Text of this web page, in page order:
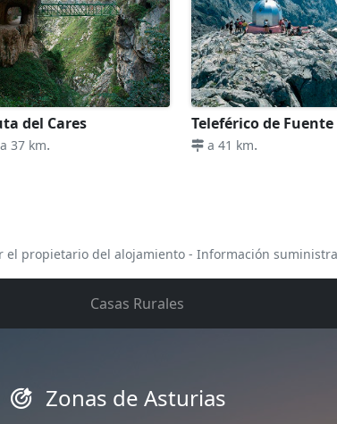
del Cares
a 37 km.
Teleférico de Fuente
a 41 km.
el propietario del alojamiento - Información
Casas Rurales
Zonas de Asturias